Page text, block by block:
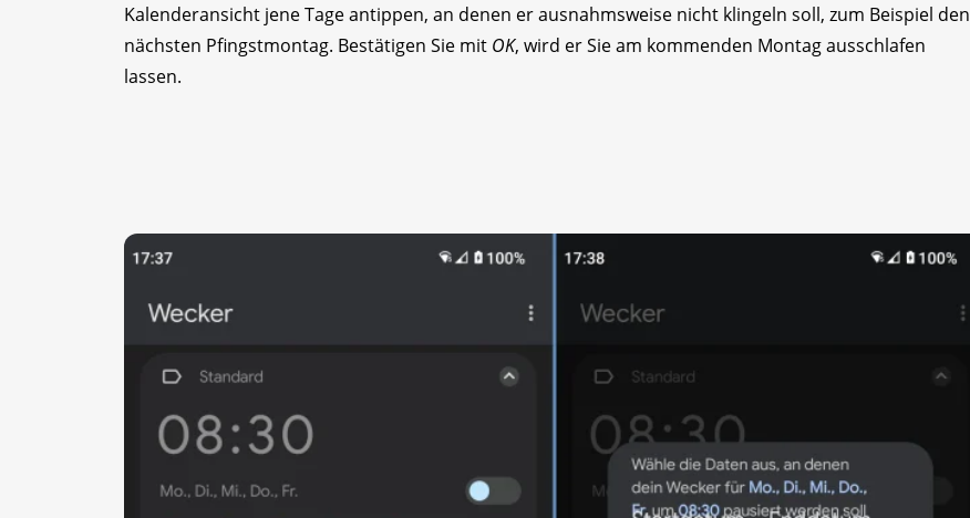
Kalenderansicht jene Tage antippen, an denen er ausnahmsweise nicht klingeln soll, zum Beispiel den
nächsten Pfingstmontag. Bestätigen Sie mit OK, wird er Sie am kommenden Montag ausschlafen
lassen.